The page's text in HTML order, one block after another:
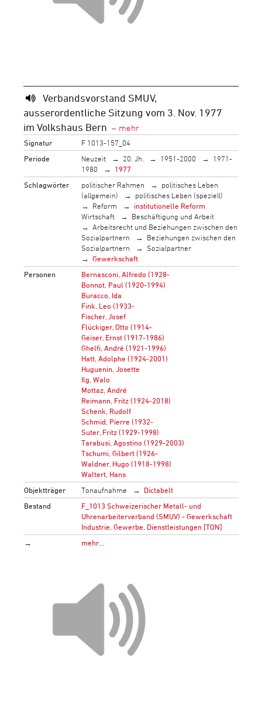
Verbandsvorstand SMUV,
ausserordentliche Sitzung vom 3. Nov. 1977
im Volkshaus Bern
Signatur
F 1013-157_04
Periode
Neuzeit 20. Jh. 1951-2000
1971-
1980
1977
Schlagwörter
politischer Rahmen
politisches Leben
(allgemein)
politisches Leben (speziell)
Reform
institutionelle Reform
Wirtschaft
Beschäftigung und Arbeit
Arbeitsrecht und Beziehungen zwischen den
Sozialpartnern
Beziehungen zwischen den
Sozialpartnern
Sozialpartner
Gewerkschaft
Personen
Bernasconi, Alfredo (1928-
Bonnot, Paul (1920-1994)
Buracco, Ida
Fink, Leo (1933-
Fischer, Josef
Flückiger, Otto (1914-
Geiser, Ernst (1917-1986)
Ghelfi, André (1921-1996)
Hatt, Adolphe (1924-2001)
Huguenin, Josette
Ilg, Walo
Mottaz, André
Reimann, Fritz (1924-2018)
Schenk, Rudolf
Schmid, Pierre (1932-
Suter, Fritz (1929-1998)
Tarabusi, Agostino (1929-2003)
Tschumi, Gilbert (1926-
Waldner, Hugo (1918-1998)
Waltert, Hans
Objektträger
Tonaufnahme
Dictabelt
Bestand
F_1013 Schweizerischer Metall- und
Uhrenarbeiterverband (SMUV) - Gewerkschaft
Industrie, Gewerbe, Dienstleistungen [TON]
→
mehr…